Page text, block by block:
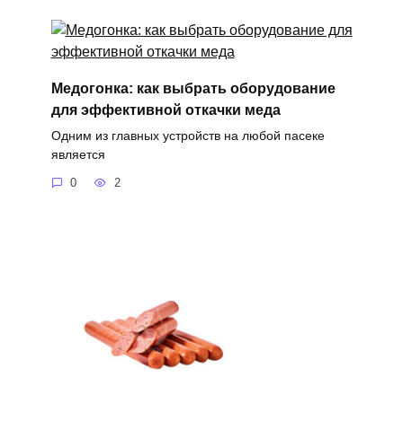
Медогонка: как выбрать оборудование
для эффективной откачки меда
Одним из главных устройств на любой пасеке
является
0 2